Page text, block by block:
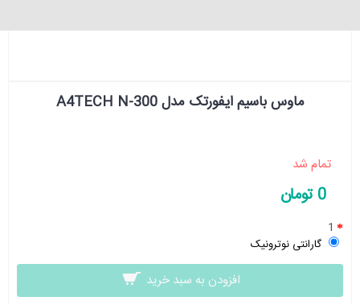
ماوس باسیم ایفورتک مدل A4TECH N-300
تمام شد
0 تومان
1
گارانتی نوترونیک
افزودن به سبد خرید